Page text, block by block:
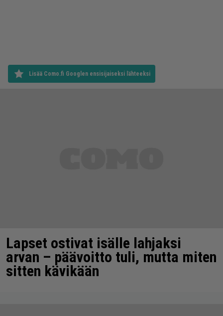
Lisää Como.fi Googlen ensisijaiseksi lähteeksi
Lapset ostivat isälle lahjaksi
arvan – päävoitto tuli, mutta miten
sitten kävikään